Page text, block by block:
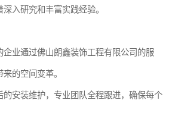
入研究和丰富实践经验。
业通过佛山朗鑫装饰工程有限公司的服
的空间变革。
的安装维护，专业团队全程跟进，确保每个